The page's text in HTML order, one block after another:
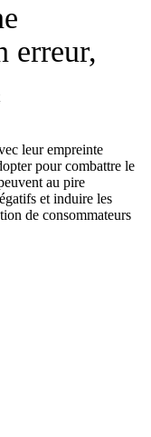
erreur,
leur empreinte
pour combattre le
au pire
et induire les
de consommateurs